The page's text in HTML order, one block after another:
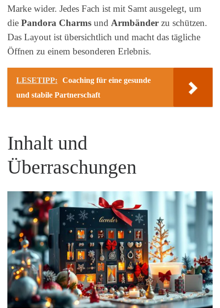
Marke wider. Jedes Fach ist mit Samt ausgelegt, um
die Pandora Charms und Armbänder zu schützen.
Das Layout ist übersichtlich und macht das tägliche
Öffnen zu einem besonderen Erlebnis.
LESETIPP:
Coaching für eine gesunde
und stabile Partnerschaft
Inhalt und
Überraschungen